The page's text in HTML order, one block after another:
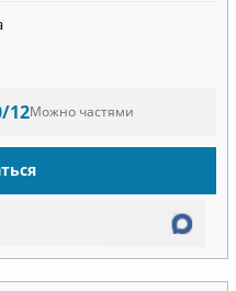
12Можно частями